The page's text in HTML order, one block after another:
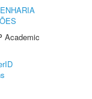
Academic